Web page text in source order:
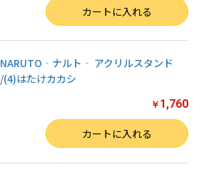
カートに入れる
NARUTO‐ナルト‐ アクリルスタンド
/(4)はたけカカシ
￥ 1,760
カートに入れる